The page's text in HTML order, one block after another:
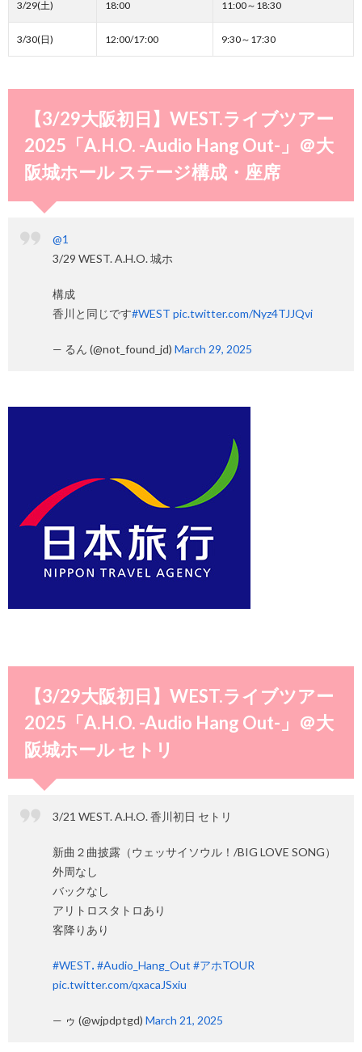
3/29(土) 18:00 11:00～18:30
3/30(日) 12:00/17:00 9:30～17:30
【3/29大阪初日】WEST.ライブツアー
2025「A.H.O. -Audio Hang Out-」＠大
阪城ホール ステージ構成・座席
@1
3/29 WEST. A.H.O. 城ホ
構成
香川と同じです#WEST pic.twitter.com/Nyz4TJJQvi
— るん (@not_found_jd) March 29, 2025
【3/29大阪初日】WEST.ライブツアー
2025「A.H.O. -Audio Hang Out-」＠大
阪城ホール セトリ
3/21 WEST. A.H.O. 香川初日 セトリ
新曲２曲披露（ウェッサイソウル！/BIG LOVE SONG）
外周なし
バックなし
アリトロスタトロあり
客降りあり
#WESTꓸ #Audio_Hang_Out #アホTOUR
pic.twitter.com/qxacaJSxiu
— ゥ (@wjpdptgd) March 21, 2025